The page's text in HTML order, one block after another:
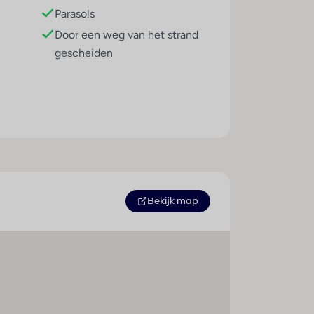
Parasols
Door een weg van het strand
gescheiden
Kinderbad/gedeelte : 2Bekijk map